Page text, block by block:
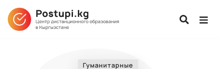
Гуманитарные